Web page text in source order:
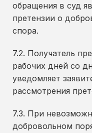
обращения в суд
претензии о
спора.
7.2. Получатель
рабочих дней со
уведомляет
рассмотрения
7.3. При
добровольном